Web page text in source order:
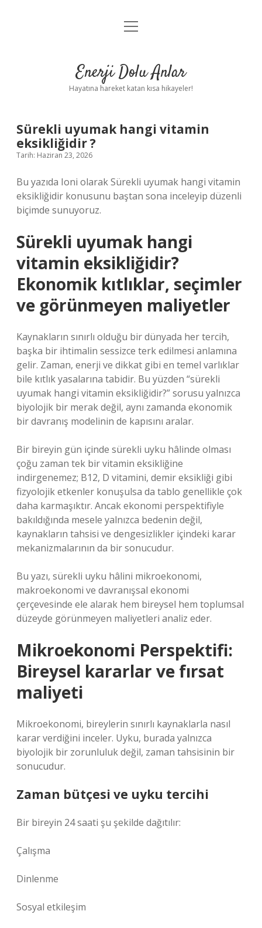
Anasayfa
Yasal Uyarı
menüyü
Enerji Dolu Anlar
Hayatına hareket katan kısa hikayeler!
Sürekli uyumak hangi vitamin
eksikliğidir ?
Tarih: Haziran 23, 2026
Bu yazıda Ioni olarak Sürekli uyumak hangi vitamin
eksikliğidir konusunu baştan sona inceleyip düzenli
biçimde sunuyoruz.
Sürekli uyumak hangi
vitamin eksikliğidir?
Ekonomik kıtlıklar, seçimler
ve görünmeyen maliyetler
Kaynakların sınırlı olduğu bir dünyada her tercih,
başka bir ihtimalin sessizce terk edilmesi anlamına
gelir. Zaman, enerji ve dikkat gibi en temel varlıklar
bile kıtlık yasalarına tabidir. Bu yüzden “sürekli
uyumak hangi vitamin eksikliğidir?” sorusu yalnızca
biyolojik bir merak değil, aynı zamanda ekonomik
bir davranış modelinin de kapısını aralar.
Bir bireyin gün içinde sürekli uyku hâlinde olması
çoğu zaman tek bir vitamin eksikliğine
indirgenemez; B12, D vitamini, demir eksikliği gibi
fizyolojik etkenler konuşulsa da tablo genellikle çok
daha karmaşıktır. Ancak ekonomi perspektifiyle
bakıldığında mesele yalnızca bedenin değil,
kaynakların tahsisi ve dengesizlikler içindeki karar
mekanizmalarının da bir sonucudur.
Bu yazı, sürekli uyku hâlini mikroekonomi,
makroekonomi ve davranışsal ekonomi
çerçevesinde ele alarak hem bireysel hem toplumsal
düzeyde görünmeyen maliyetleri analiz eder.
Mikroekonomi Perspektifi:
Bireysel kararlar ve fırsat
maliyeti
Mikroekonomi, bireylerin sınırlı kaynaklarla nasıl
karar verdiğini inceler. Uyku, burada yalnızca
biyolojik bir zorunluluk değil, zaman tahsisinin bir
sonucudur.
Zaman bütçesi ve uyku tercihi
Bir bireyin 24 saati şu şekilde dağıtılır:
Çalışma
Dinlenme
Sosyal etkileşim